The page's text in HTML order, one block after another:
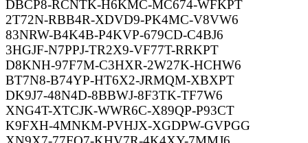
DBCP8-RCNTK-H6KMC-MC674-WFKPT
2T72N-RBB4R-XDVD9-PK4MC-V8VW6
83NRW-B4K4B-P4KVP-679CD-C4BJ6
3HGJF-N7PPJ-TR2X9-VF77T-RRKPT
D8KNH-97F7M-C3HXR-2W27K-HCHW6
BT7N8-B74YP-HT6X2-JRMQM-XBXPT
DK9J7-48N4D-8BBWJ-8F3TK-TF7W6
XNG4T-XTCJK-WWR6C-X89QP-P93CT
K9FXH-4MNKM-PVHJX-XGDPW-GVPGG